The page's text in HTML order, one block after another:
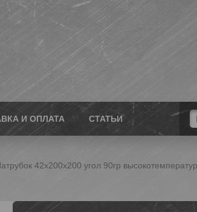
И ОПЛАТА СТАТЬИ
42х200х200 угол 90гр